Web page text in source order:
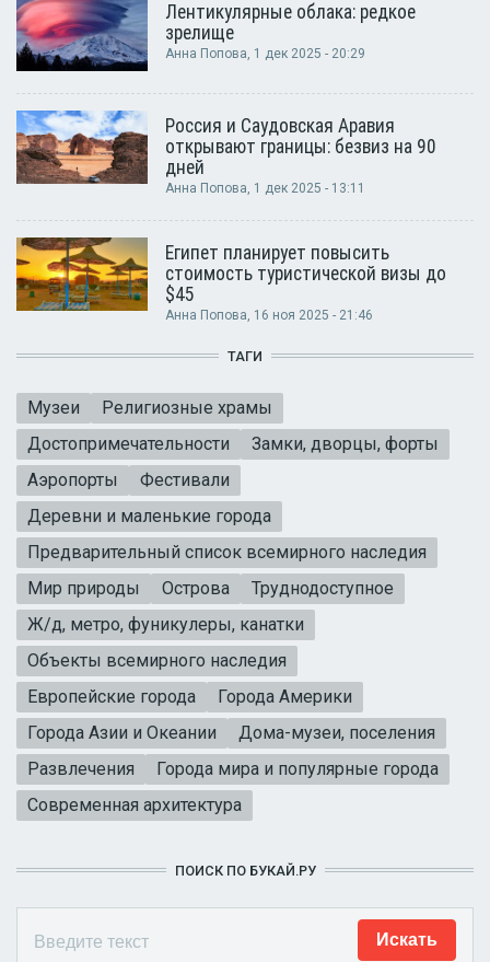
Лентикулярные облака: редкое
зрелище
Анна Попова, 1 дек 2025 - 20:29
Россия и Саудовская Аравия
открывают границы: безвиз на 90
дней
Анна Попова, 1 дек 2025 - 13:11
Египет планирует повысить
стоимость туристической визы до
$45
Анна Попова, 16 ноя 2025 - 21:46
ТАГИ
Музеи
Религиозные храмы
Достопримечательности
Замки, дворцы, форты
Аэропорты
Фестивали
Деревни и маленькие города
Предварительный список всемирного наследия
Мир природы
Острова
Труднодоступное
Ж/д, метро, фуникулеры, канатки
Объекты всемирного наследия
Европейские города
Города Америки
Города Азии и Океании
Дома-музеи, поселения
Развлечения
Города мира и популярные города
Современная архитектура
ПОИСК ПО БУКАЙ.РУ